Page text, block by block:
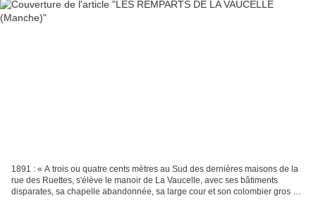
1891 : « A trois ou quatre cents mètres au Sud des dernières maisons de la
rue des Ruettes, s'élève le manoir de La Vaucelle, avec ses bâtiments
disparates, sa chapelle abandonnée, sa large cour et son colombier gros et